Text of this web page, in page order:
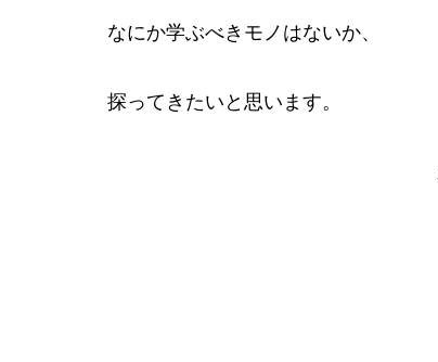
なにか学ぶべきモノはないか、
探ってきたいと思います。